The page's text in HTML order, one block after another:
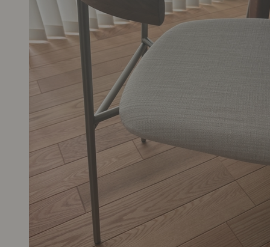
調整後もがたつきが気になられる場合は、当店にて詳しく状
を確認させていただきます。サポートまでお気軽にご相談く
さいませ。
今後とも、Re:CENOをよろしくお願いいたします。
▼ ご参考：テーブルや椅子がガタつく原因と解消方法をご紹
https://recenoprdb.powercms.hosting/pen/maintenance/u41/2023-05-